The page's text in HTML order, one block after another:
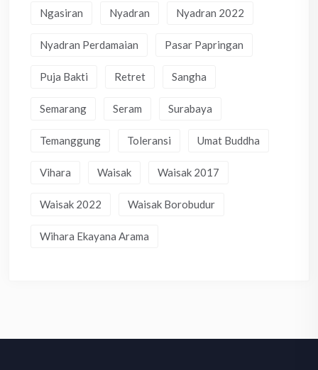
Ngasiran Nyadran Nyadran 2022
Nyadran Perdamaian Pasar Papringan
Puja Bakti Retret Sangha
Semarang Seram Surabaya
Temanggung Toleransi Umat Buddha
Vihara Waisak Waisak 2017
Waisak 2022 Waisak Borobudur
Wihara Ekayana Arama